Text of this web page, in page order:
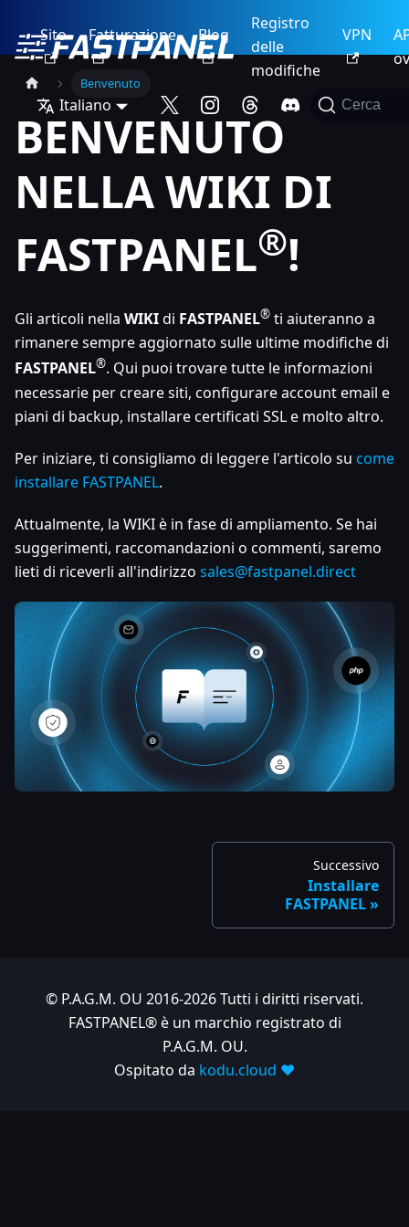
Sito Fatturazione Blog
Registro
delle
modifiche
VPN
Italiano Cerca
Benvenuto
BENVENUTO
NELLA WIKI DI
FASTPANEL®!
Gli articoli nella WIKIdi FASTPANEL® ti aiuteranno a
rimanere sempre aggiornato sulle ultime modifiche di
FASTPANEL®. Qui puoi trovare tutte le informazioni
necessarie per creare siti, configurare account email e
piani di backup, installare certificati SSL e molto altro.
Per iniziare, ti consigliamo di leggere l'articolo su come
installare FASTPANEL.
Attualmente, la WIKI è in fase di ampliamento. Se hai
suggerimenti, raccomandazioni o commenti, saremo
lieti di riceverli all'indirizzo sales@fastpanel.direct
Successivo
Installare
FASTPANEL
© P.A.G.M. OU 2016-2026 Tutti i diritti riservati.
FASTPANEL® è un marchio registrato di
P.A.G.M. OU.
Ospitato da kodu.cloud ❤️